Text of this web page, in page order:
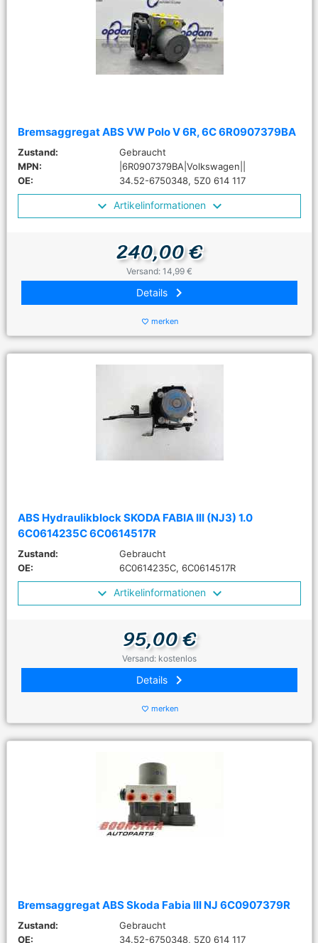
Bremsaggregat ABS VW Polo V 6R, 6C 6R0907379BA
Zustand:
Gebraucht
MPN:
|6R0907379BA|Volkswagen||
OE:
34.52-6750348, 5Z0 614 117
Artikelinformationen
240,00 €
Versand: 14,99 €
Details keyboard_arrow_right
favorite_border merken
ABS Hydraulikblock SKODA FABIA III (NJ3) 1.0
6C0614235C 6C0614517R
Zustand:
Gebraucht
OE:
6C0614235C, 6C0614517R
Artikelinformationen
95,00 €
Versand: kostenlos
Details keyboard_arrow_right
favorite_border merken
Bremsaggregat ABS Skoda Fabia III NJ 6C0907379R
Zustand:
Gebraucht
OE:
34.52-6750348, 5Z0 614 117